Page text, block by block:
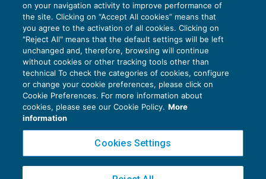
A titolo esemplificativo si cita in tal senso la
pronuncia della Cassazione n. 13143/2018: “
mancato perfezionamento dell’accertamento con
adesione, contrariamente a quanto affermato dalla
Comm. trib. reg., restituisce piena efficacia
all’originario accertamento, non essendo
impugnabile la cartella esattoriale, conseguente alla
definitività dell’accertamento, se non per vizi propri,
non potendo rimettere in discussione il merito della
rettifica resasi definitiva, come nel caso di specie,
27 Luglio 2026
di Diego BarberieStefano Dovier
Privacy Policy
Cookie Policy
Copyright 2016 ©Gruppo Euroconference S.p.A.v2.32.4
on your navigation activity to improve performance of
the site. Clicking on “Accept All cookies” means that
you agree to the activation of all cookies. Clicking on
"Reject All" means that the default settings will be left
unchanged and, therefore, browsing will continue
without cookies or other tracking tools other than
technical To check the categories of cookies, configure
or change your cookie preferences, please click on
Cookie Preferences. For more information about
cookies, please see our Cookie Policy. More
information
Cookies Settings